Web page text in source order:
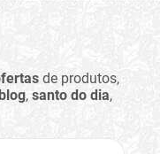
de produtos,
, santo do dia,